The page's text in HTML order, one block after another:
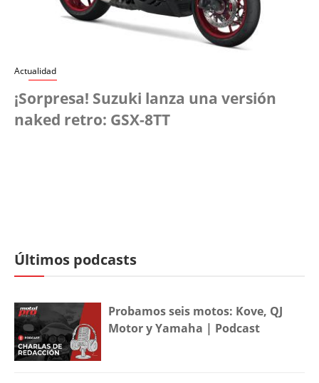
Actualidad
¡Sorpresa! Suzuki lanza una versión
naked retro: GSX-8TT
Últimos podcasts
Probamos seis motos: Kove, QJ
Motor y Yamaha | Podcast